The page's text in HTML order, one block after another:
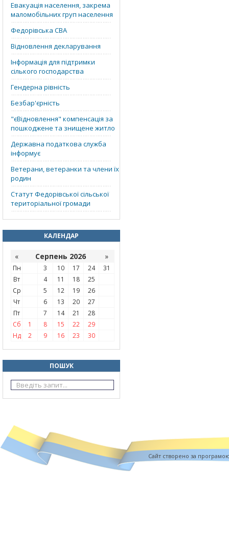
Евакуація населення, закрема
маломобільних груп населення
Федорівська СВА
Відновлення декларування
Інформація для підтримки
сілького господарства
Гендерна рівність
Безбар'єрність
"єВідновлення" компенсація за
пошкоджене та знищене житло
Державна податкова служба
інформує
Ветерани, ветеранки та члени їх
родин
Статут Федорівської сільської
територіальної громади
КАЛЕНДАР
« Серпень 2026 »
Пн 3 10 17 24
31
Вт
4 11 18
25
Ср
5 12 19
26
Чт
6 13 20
27
Пт
7 14 21
28
Сб
1 8 15 22
29
Нд
2 9 16 23 30
ПОШУК
Cайт створено за